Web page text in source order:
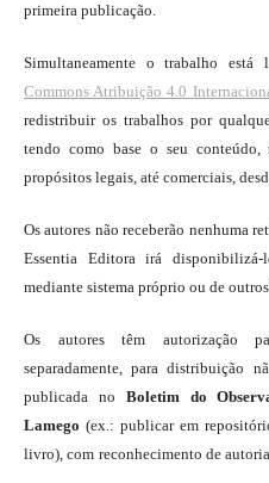
primeira publicação.
Simultaneamente o trabalho está
Commons Atribuição 4.0
redistribuir os trabalhos por
tendo como base o seu
propósitos legais, até comerciais,
Os autores não receberão nenhuma
Essentia Editora irá disponibilizá-
mediante sistema próprio ou de
Os autores têm autorização
separadamente, para distribuição
publicada no Boletim do
Lamego (ex.: publicar em
livro), com reconhecimento de